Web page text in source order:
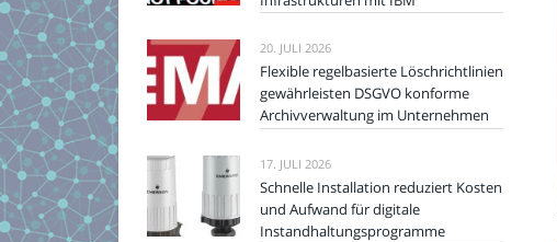
20. JULI 2026
Flexible regelbasierte Löschrichtlinien
gewährleisten DSGVO konforme
Archivverwaltung im Unternehmen
17. JULI 2026
Schnelle Installation reduziert Kosten
und Aufwand für digitale
Instandhaltungsprogramme